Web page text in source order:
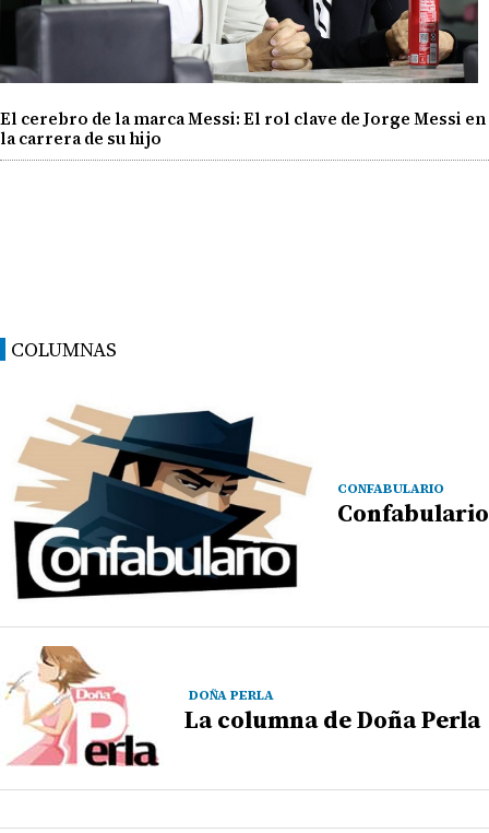
El cerebro de la marca Messi: El rol clave de Jorge Messi en
la carrera de su hijo
COLUMNAS
CONFABULARIO
Confabulario
DOÑA PERLA
La columna de Doña Perla